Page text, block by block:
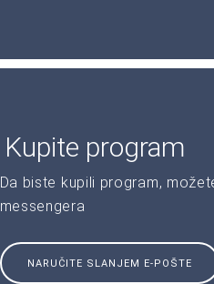
Kupite program
Da biste kupili program,
messengera
NARUČITE SLANJEM E-POŠTE